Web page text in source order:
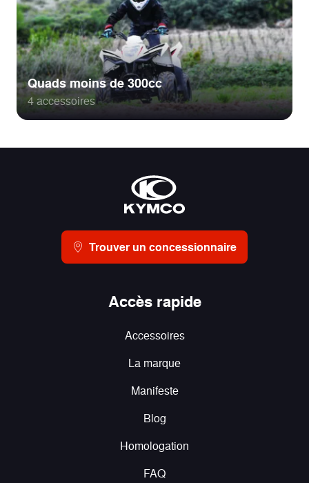
Quads moins de 300cc
4 accessoires
Trouver un concessionnaire
Accès rapide
Accessoires
La marque
Manifeste
Blog
Homologation
FAQ